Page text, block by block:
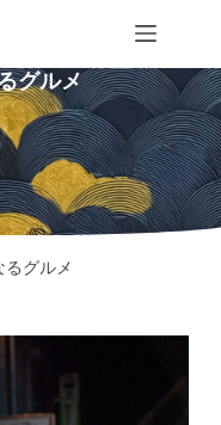
グルメ
るグルメ